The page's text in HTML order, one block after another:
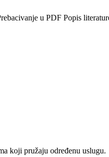
u PDF Popis
koji pružaju određenu uslugu.